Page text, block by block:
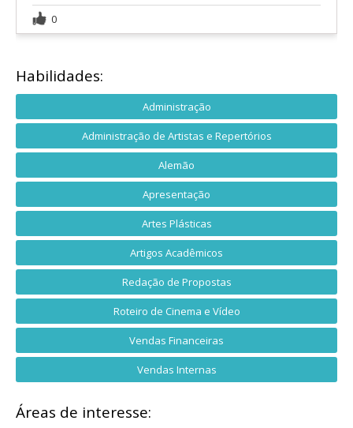
0
Habilidades:
Administração
Administração de Artistas e Repertórios
Alemão
Apresentação
Artes Plásticas
Artigos Acadêmicos
Redação de Propostas
Roteiro de Cinema e Vídeo
Vendas Financeiras
Vendas Internas
Áreas de interesse: